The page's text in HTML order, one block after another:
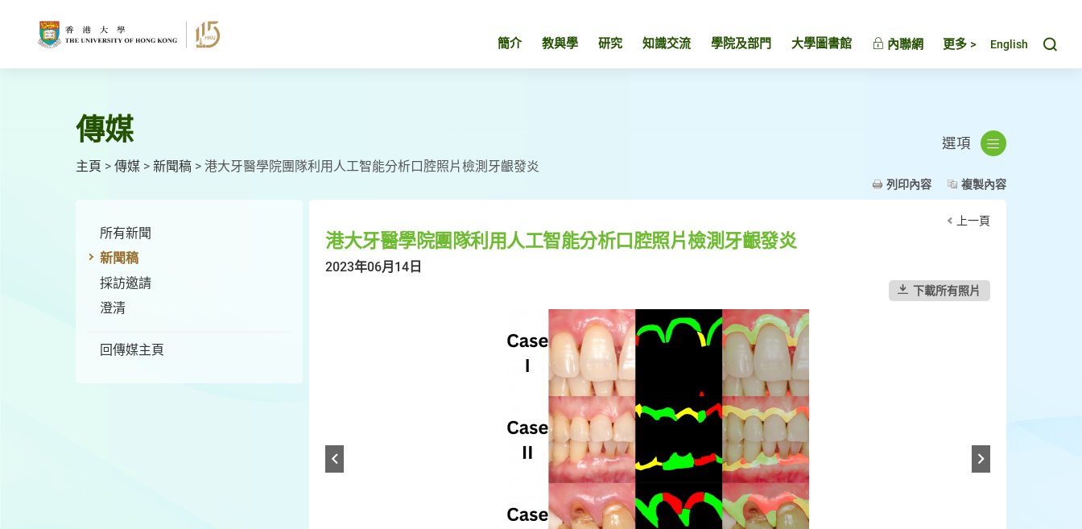
簡介 教與學 研究 知識交流 學院及部門 大學圖書館 內聯網 更多 > English
傳媒
主頁 > 傳媒 > 新聞稿 > 港大牙醫學院團隊利用人工智能分析口腔照片檢測牙齦發炎
選項
列印內容 複製內容
所有新聞
新聞稿
採訪邀請
澄清
回傳媒主頁
上一頁
港大牙醫學院團隊利用人工智能分析口腔照片檢測牙齦發炎
2023年06月14日
下載所有照片